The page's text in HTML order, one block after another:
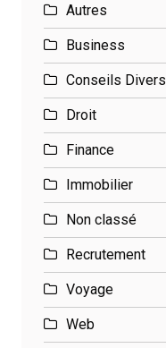
Autres
Business
Conseils Divers
Droit
Finance
Immobilier
Non classé
Recrutement
Voyage
Web